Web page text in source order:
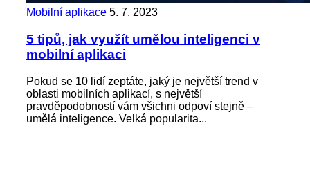
Mobilní aplikace 5. 7. 2023
5 tipů, jak využít umělou inteligenci v
mobilní aplikaci
Pokud se 10 lidí zeptáte, jaký je největší trend v
oblasti mobilních aplikací, s největší
pravděpodobností vám všichni odpoví stejně –
umělá inteligence. Velká popularita...